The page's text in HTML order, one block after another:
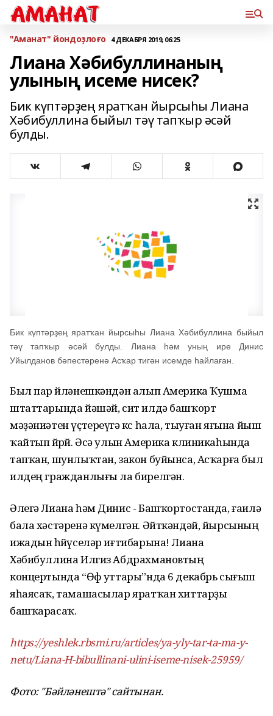
"Аманат" йондоҙлоғо 4 ДЕКАБРЯ 2019, 06:25
Лиана Хәбибуллинаның
улының исеме нисек?
Бик күптәрҙең яратҡан йырсыһы Лиана
Хәбибуллина быйыл тәү тапҡыр әсәй
булды.
Бик күптәрҙең яратҡан йырсыһы Лиана Хәбибуллина быйыл
тәү тапҡыр әсәй булды. Лиана һәм уның ире Динис
Уйылданов бәпестәренә Асҡар тигән исемде һайлаған.
Был пар өйләнешкәндән алып Америка Ҡушма
штаттарында йәшәй, сит илдә башҡорт
мәҙәниәтен үҫтереүгә көс һала, тыуған яғына йыш
ҡайтып йөрөй. Әсә улын Америка клиникаһында
тапҡан, шунлыҡтан, закон буйынса, Асҡарға был
илдең гражданлығы ла бирелгән.
Әлегә Лиана һәм Динис - Башҡортостанда, ғаилә
бала хәстәренә күмелгән. Әйткәндәй, йырсының
ижадын һөйөүселәр иғтибарына! Лиана
Хәбибуллина Илгиз Абдрахмановтың
концертында “Өфө уттары”нда 6 декабрь сығыш
яһаясаҡ, тамашасылар яратҡан хиттарҙы
башҡарасаҡ.
https://yeshlek.rbsmi.ru/articles/ya-yly-tar-ta-ma-y-
netu/Liana-H-bibullinani-ulini-iseme-nisek-25959/
Фото: "Бәйләнештә" сайтынан.